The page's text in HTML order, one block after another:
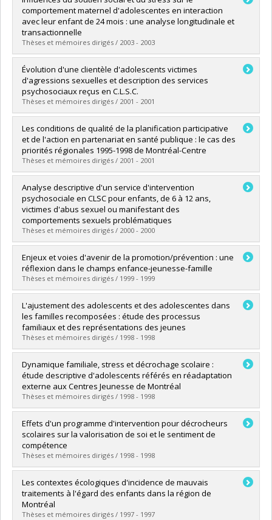
Cycle :Maîtrise
Diplôme obtenu :M. Sc.
Lien vers le document dans Papyrus
comportement maternel d'adolescentes en interaction
avec leur enfant de 24 mois : une analyse longitudinale et
transactionnelle
Thèses et mémoires dirigés / 2003 - 2003
Diplômé(e) :Roy, Catherine
Cycle :Doctorat
Diplôme obtenu :Ph. D.
Lien vers le document dans Papyrus
Évolution d'une clientèle d'adolescents victimes
d'agressions sexuelles et description des services
psychosociaux reçus en C.L.S.C.
Thèses et mémoires dirigés / 2001 - 2001
Diplômé(e) :Hamelin, Annie
Cycle :Maîtrise
Diplôme obtenu :M. Sc.
Lien vers le document dans Papyrus
Les conditions de qualité de la planification participative
et de l'action en partenariat en santé publique : le cas des
priorités régionales 1995-1998 de Montréal-Centre
Thèses et mémoires dirigés / 2001 - 2001
Diplômé(e) :Bilodeau, Angèle
Cycle :Doctorat
Diplôme obtenu :Ph. D.
Lien vers le document dans Papyrus
Analyse descriptive d'un service d'intervention
psychosociale en CLSC pour enfants, de 6 à 12 ans,
victimes d'abus sexuel ou manifestant des
comportements sexuels problématiques
Thèses et mémoires dirigés / 2000 - 2000
Diplômé(e) :Turner, Julie
Cycle :Maîtrise
Diplôme obtenu :M. Sc.
Lien vers le document dans Papyrus
Enjeux et voies d'avenir de la promotion/prévention : une
réflexion dans le champs enfance-jeunesse-famille
Thèses et mémoires dirigés / 1999 - 1999
Diplômé(e) :Dallaire, Nicole
Cycle :Doctorat
Diplôme obtenu :Ph. D.
Lien vers le document dans Papyrus
L'ajustement des adolescents et des adolescentes dans
les familles recomposées : étude des processus
familiaux et des représentations des jeunes
Thèses et mémoires dirigés / 1998 - 1998
Diplômé(e) :Saint-Jacques, Marie-Christine
Cycle :Doctorat
Diplôme obtenu :Ph. D.
Lien vers le document dans Papyrus
Dynamique familiale, stress et décrochage scolaire :
étude descriptive d'adolescents référés en réadaptation
externe aux Centres Jeunesse de Montréal
Thèses et mémoires dirigés / 1998 - 1998
Diplômé(e) :Bélair, Monique
Cycle :Maîtrise
Diplôme obtenu :
Lien vers le document dans Papyrus
Effets d'un programme d'intervention pour décrocheurs
scolaires sur la valorisation de soi et le sentiment de
compétence
Thèses et mémoires dirigés / 1998 - 1998
Diplômé(e) :Hébert, Alain
Cycle :Maîtrise
Diplôme obtenu :
Lien vers le document dans Papyrus
Les contextes écologiques d'incidence de mauvais
traitements à l'égard des enfants dans la région de
Montréal
Thèses et mémoires dirigés / 1997 - 1997